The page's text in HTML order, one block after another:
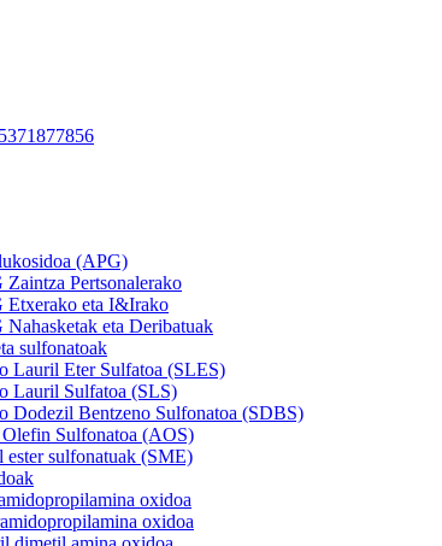
(APG)
Zaintza Pertsonalerako
Etxerako eta I&Irako
Nahasketak eta Deribatuak
sulfonatoak
Lauril Eter Sulfatoa (SLES)
Lauril Sulfatoa (SLS)
Dodezil Bentzeno Sulfonatoa (SDBS)
Sulfonatoa (AOS)
ester sulfonatuak (SME)
oxidoa
oxidoa